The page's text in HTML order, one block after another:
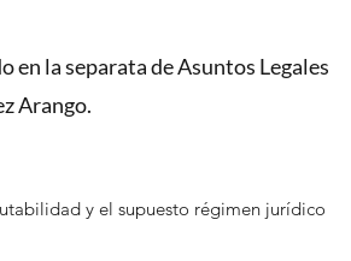
la separata de Asuntos Legales
Arango.
y el supuesto régimen jurídico